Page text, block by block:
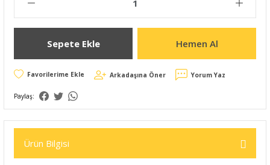
Sepete Ekle Hemen Al
Arkadaşına Öner Yorum Yaz
Paylaş:
Ürün Bilgisi